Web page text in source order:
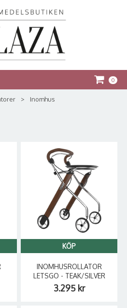
0
> Inomhus
KÖP
INOMHUSROLLATOR
LETSGO - TEAK/SILVER
3.295 kr